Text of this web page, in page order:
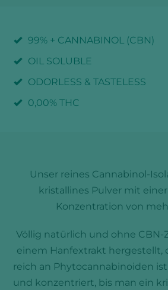
99% + CANNABINOL (CBN)
OIL SOLUBLE
ODORLESS & TASTELESS
0,00% THC
Unser reines Cannabinol-
kristallines Pulver mit
Konzentration von
Völlig natürlich und ohne CBN-
einem Hanfextrakt hergestellt,
reich an Phytocannabinoiden
und konzentriert, bis man ein